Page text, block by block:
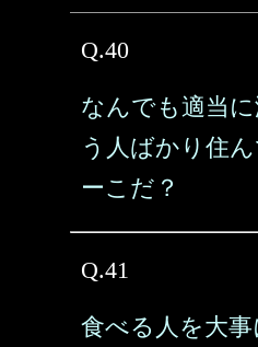
Q.40
なんでも適当
う人ばかり住
ーこだ？
Q.41
食べる人を大